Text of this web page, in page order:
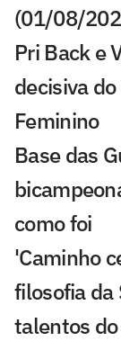
(01/08/
Pri Back e
decisiva
Feminino
Base das
como foi
'Caminho
filosofia da
talentos